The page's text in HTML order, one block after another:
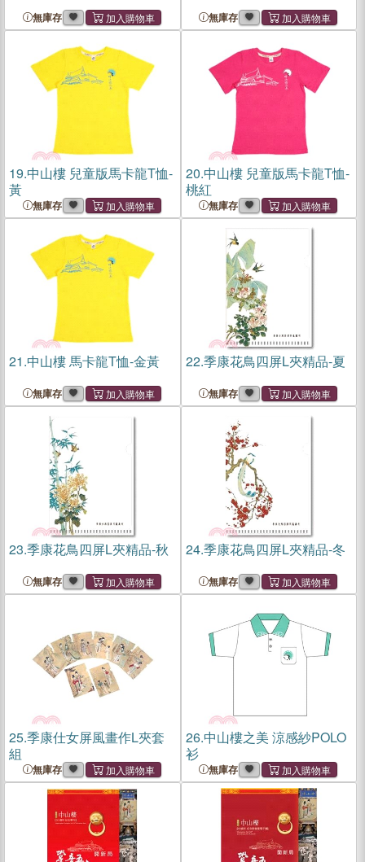
無庫存 無庫存
19.中山樓 兒童版馬卡龍T恤-
黃
無庫存
20.中山樓 兒童版馬卡龍T恤-
桃紅
無庫存
21.中山樓 馬卡龍T恤-金黃
無庫存
22.季康花鳥四屏L夾精品-夏
無庫存
23.季康花鳥四屏L夾精品-秋
無庫存
24.季康花鳥四屏L夾精品-冬
無庫存
25.季康仕女屏風畫作L夾套
組
無庫存
26.中山樓之美 涼感紗POLO
衫
無庫存